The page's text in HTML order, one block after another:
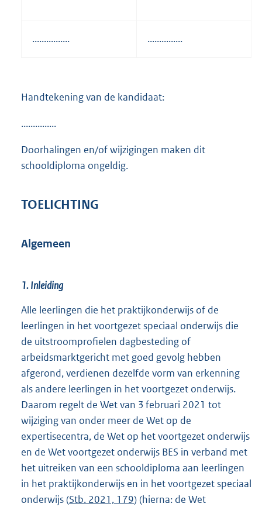
................ ...............
Handtekening van de kandidaat:
...............
Doorhalingen en/of wijzigingen maken dit
schooldiploma ongeldig.
TOELICHTING
Algemeen
1. Inleiding
Alle leerlingen die het praktijkonderwijs of de
leerlingen in het voortgezet speciaal onderwijs die
de uitstroomprofielen dagbesteding of
arbeidsmarktgericht met goed gevolg hebben
afgerond, verdienen dezelfde vorm van erkenning
als andere leerlingen in het voortgezet onderwijs.
Daarom regelt de Wet van 3 februari 2021 tot
wijziging van onder meer de Wet op de
expertisecentra, de Wet op het voortgezet onderwijs
en de Wet voortgezet onderwijs BES in verband met
het uitreiken van een schooldiploma aan leerlingen
in het praktijkonderwijs en in het voortgezet speciaal
onderwijs (Stb. 2021, 179) (hierna: de Wet